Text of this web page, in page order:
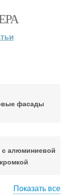
фасады
алюминиевой
кромкой
Показать все